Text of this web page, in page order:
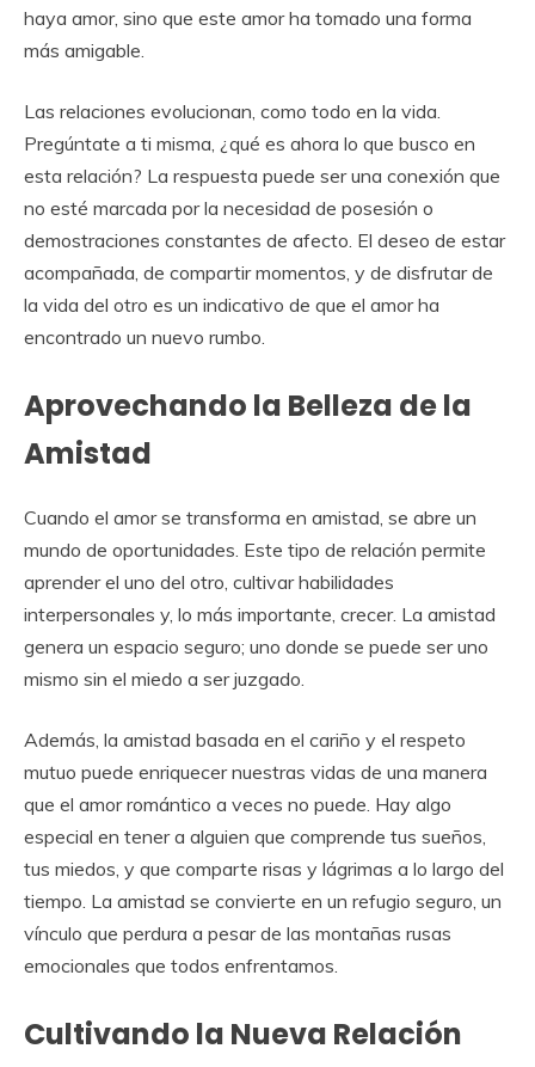
haya amor, sino que este amor ha tomado una forma
más amigable.
Las relaciones evolucionan, como todo en la vida.
Pregúntate a ti misma, ¿qué es ahora lo que busco en
esta relación? La respuesta puede ser una conexión que
no esté marcada por la necesidad de posesión o
demostraciones constantes de afecto. El deseo de estar
acompañada, de compartir momentos, y de disfrutar de
la vida del otro es un indicativo de que el amor ha
encontrado un nuevo rumbo.
Aprovechando la Belleza de la
Amistad
Cuando el amor se transforma en amistad, se abre un
mundo de oportunidades. Este tipo de relación permite
aprender el uno del otro, cultivar habilidades
interpersonales y, lo más importante, crecer. La amistad
genera un espacio seguro; uno donde se puede ser uno
mismo sin el miedo a ser juzgado.
Además, la amistad basada en el cariño y el respeto
mutuo puede enriquecer nuestras vidas de una manera
que el amor romántico a veces no puede. Hay algo
especial en tener a alguien que comprende tus sueños,
tus miedos, y que comparte risas y lágrimas a lo largo del
tiempo. La amistad se convierte en un refugio seguro, un
vínculo que perdura a pesar de las montañas rusas
emocionales que todos enfrentamos.
Cultivando la Nueva Relación